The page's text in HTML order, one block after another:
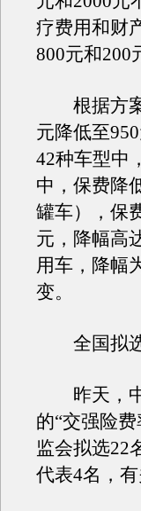
疗费用和财
800元和200
根据方案
元降低至
42种车型中
中，保费降
罐车），保
元，降幅高
用车，降幅
变。
全国拟选
昨天，中
的“交强险
监会拟选22
代表4名，